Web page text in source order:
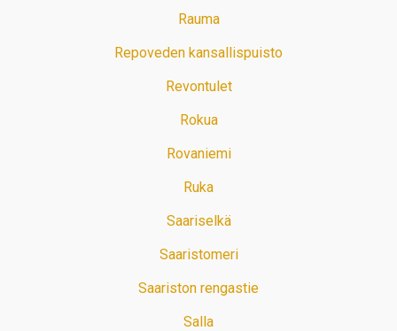
Rauma
Repoveden kansallispuisto
Revontulet
Rokua
Rovaniemi
Ruka
Saariselkä
Saaristomeri
Saariston rengastie
Salla